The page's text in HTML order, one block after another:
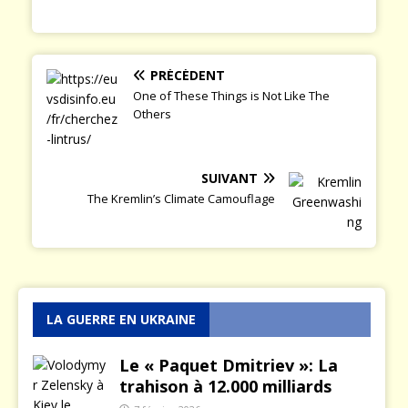
PRÉCÉDENT
One of These Things is Not Like The
Others
SUIVANT
The Kremlin’s Climate Camouflage
LA GUERRE EN UKRAINE
Le « Paquet Dmitriev »: La
trahison à 12.000 milliards